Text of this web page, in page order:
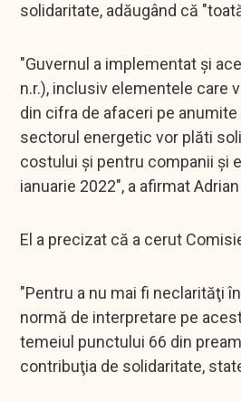
solidaritate, adăugând că
"Guvernul a implementat şi
n.r.), inclusiv elementele care
din cifra de afaceri pe
sectorul energetic vor plăti
costului şi pentru companii şi
ianuarie 2022", a afirmat
El a precizat că a cerut
"Pentru a nu mai fi neclarităţi
normă de interpretare pe
temeiul punctului 66 din
contribuţia de solidaritate,